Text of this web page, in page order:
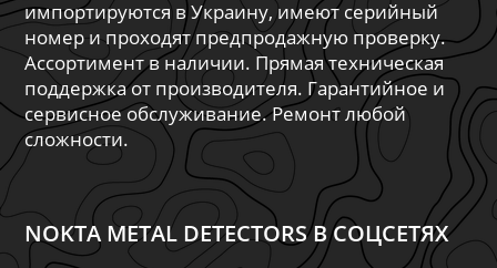
импортируются в Украину, имеют серийный
номер и проходят предпродажную проверку.
Ассортимент в наличии. Прямая техническая
поддержка от производителя. Гарантийное и
сервисное обслуживание. Ремонт любой
сложности.
NOKTA METAL DETECTORS В СОЦСЕТЯХ